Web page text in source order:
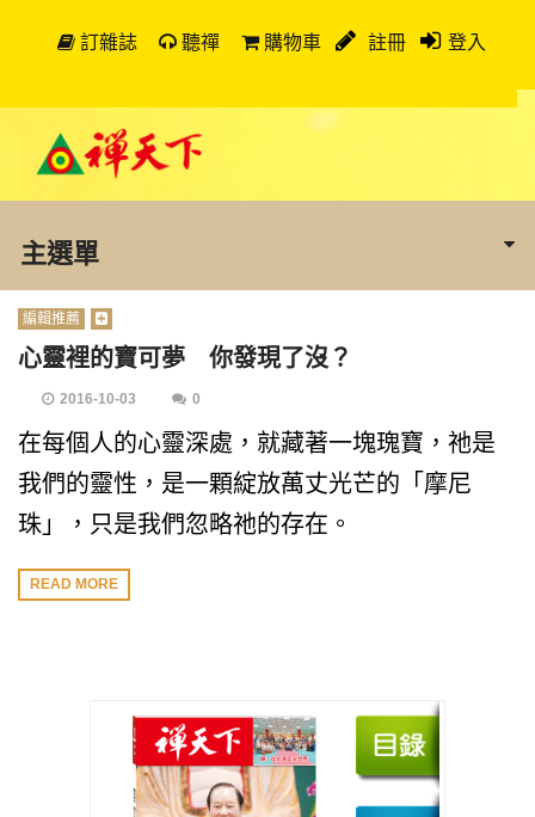
訂雜誌 聽禪 購物車 註冊 登入
主選單
編輯推薦
心靈裡的寶可夢 你發現了沒？
2016-10-03 0
在每個人的心靈深處，就藏著一塊瑰寶，祂是
我們的靈性，是一顆綻放萬丈光芒的「摩尼
珠」，只是我們忽略祂的存在。
READ MORE